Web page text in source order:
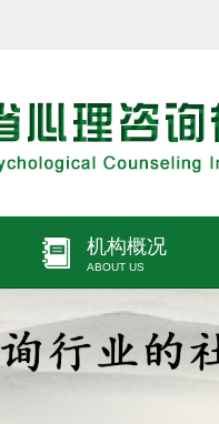
机构概况
ABOUT US